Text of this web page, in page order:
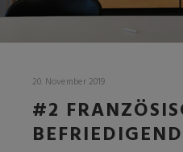
20. November 2019
#2
BEFRIEDIGEND